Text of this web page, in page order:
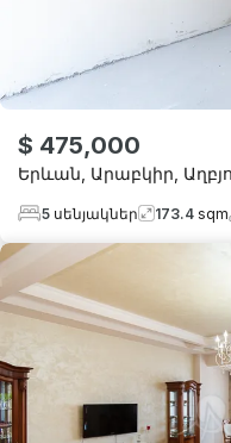
$ 475,000
Երևան Արաբկիր
5 սենյակներ 173.4 sqm